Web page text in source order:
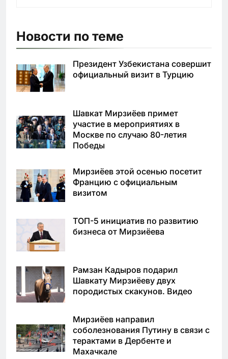
Новости по теме
Президент Узбекистана совершит
официальный визит в Турцию
Шавкат Мирзиёев примет
участие в мероприятиях в
Москве по случаю 80-летия
Победы
Мирзиёев этой осенью посетит
Францию с официальным
визитом
ТОП-5 инициатив по развитию
бизнеса от Мирзиёева
Рамзан Кадыров подарил
Шавкату Мирзиёеву двух
породистых скакунов. Видео
Мирзиёев направил
соболезнования Путину в связи с
терактами в Дербенте и
Махачкале